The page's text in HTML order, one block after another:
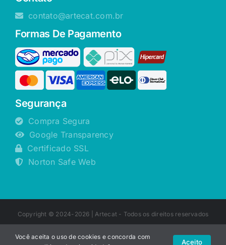
contato@artecat.com.br
Formas De Pagamento
Segurança
Compra Segura
Google Transparency
Certificado SSL
Norton Safe Web
Copyright © 2024-2026 |Artecat - Todos os direitos reservados
Você aceita o uso de cookies e concorda com
Aceito